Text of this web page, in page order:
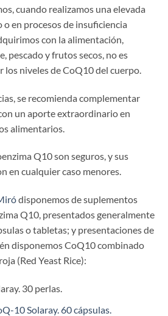
cuando realizamos una elevada
o en procesos de insuficiencia
con la alimentación,
pescado y frutos secos, no es
niveles de CoQ10 del cuerpo.
se recomienda complementar
un aporte extraordinario en
alimentarios.
Q10 son seguros, y sus
en cualquier caso menores.
disponemos de suplementos
Q10, presentados generalmente
o tabletas; y presentaciones de
disponemos CoQ10 combinado
(Red Yeast Rice):
30 perlas.
10 Solaray. 60 cápsulas.